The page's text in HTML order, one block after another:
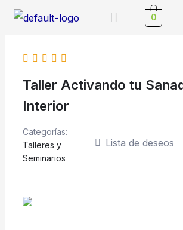
Menú 0
Taller Activando tu
Interior
Categorías:
Talleres y
Seminarios
Lista de deseos